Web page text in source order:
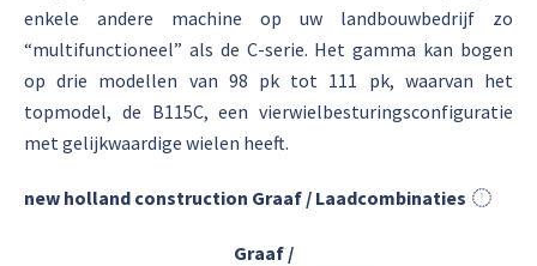
enkele andere machine op uw landbouwbedrijf zo
“multifunctioneel” als de C-serie. Het gamma kan bogen
op drie modellen van 98 pk tot 111 pk, waarvan het
topmodel, de B115C, een vierwielbesturingsconfiguratie
met gelijkwaardige wielen heeft.
new holland construction Graaf / Laadcombinaties
Graaf /